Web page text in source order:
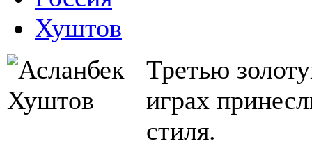
Хуштов
Третью
играх
стиля.